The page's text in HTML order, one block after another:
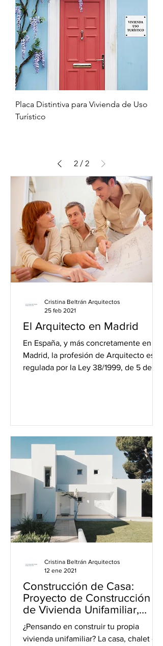
Placa Distintiva para Vivienda de Uso
Turístico
2 / 2
El Arquitecto en Madrid
En España, y más concretamente en
Madrid, la profesión de Arquitecto está
regulada por la Ley 38/1999, de 5 de
Cristina Beltrán Arquitectos
25 feb 2021
Construcción de Casa:
Proyecto de Construcción
de Vivienda Unifamiliar,
Chalet o Villa
¿Pensando en construir tu propia
vivienda unifamiliar? La casa, chalet o
Cristina Beltrán Arquitectos
12 ene 2021